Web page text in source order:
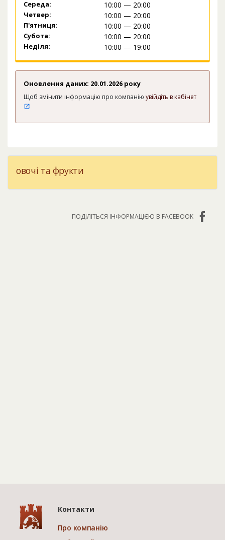
Середа: 10:00 — 20:00
Четвер: 10:00 — 20:00
П'ятниця: 10:00 — 20:00
Субота: 10:00 — 20:00
Неділя: 10:00 — 19:00
Оновлення даних: 20.01.2026 року
Щоб змінити інформацію про компанію увійдіть в кабінет
овочі та фрукти
ПОДІЛІТЬСЯ ІНФОРМАЦІЄЮ В FACEBOOK
Контакти
Про компанію